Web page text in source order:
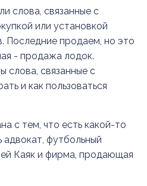
слова, связанные с
или установкой
Последние продаем, но это
- продажа лодок.
слова, связанные с
и как пользоваться
с тем, что есть какой-то
адвокат, футбольный
Каяк и фирма, продающая